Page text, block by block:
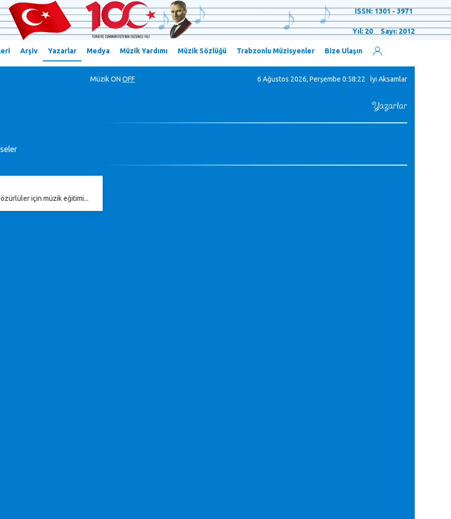
ISSN: 1301 - 3971
Yıl: 20 Sayı: 2012
Arşiv Yazarlar Medya Müzik Yardımı Müzik Sözlüğü Trabzonlu Müzisyenler Bize Ulaşın
MüzikON OFF 6 Ağustos 2026, Perşembe 0:58:22 İyi Aksamlar
Yazarlar
için müzik eğitimi...